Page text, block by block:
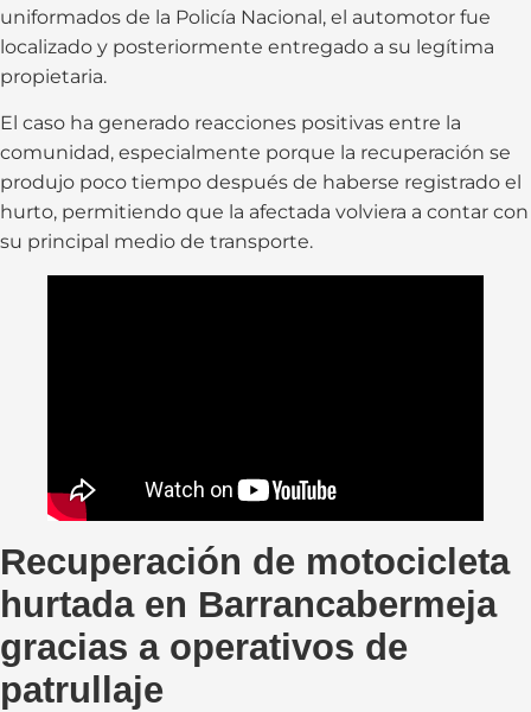
uniformados de la Policía Nacional, el automotor fue
localizado y posteriormente entregado a su legítima
propietaria.
El caso ha generado reacciones positivas entre la
comunidad, especialmente porque la recuperación se
produjo poco tiempo después de haberse registrado el
hurto, permitiendo que la afectada volviera a contar con
su principal medio de transporte.
Recuperación de motocicleta
hurtada en Barrancabermeja
gracias a operativos de
patrullaje